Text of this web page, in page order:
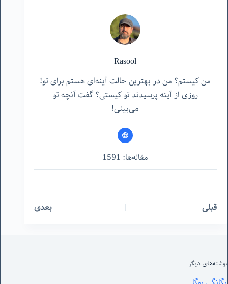
Rasool
من کیستم؟ من در بهترین حالت آینه‌ای هستم برای تو!
روزی از آینه پرسیدند تو کیستی؟ گفت آنچه تو
می‌بینی!
مقاله‌ها: 1591
قبلی بعدی
نوشته‌های‌ دیگر